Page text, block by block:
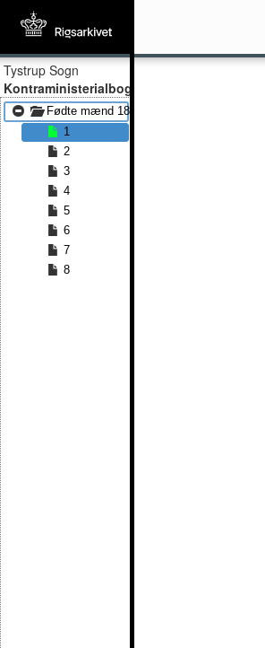
Tystrup Sogn
Kontraministerialbog
Fødte mænd 1891
1
2
3
4
5
6
7
8